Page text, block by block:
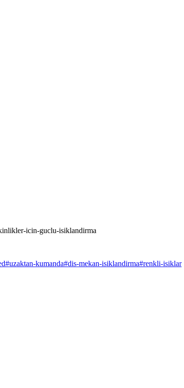
icin-guclu-isiklandirma
#uzaktan-kumanda#dis-mekan-isiklandirma#renkli-isiklar